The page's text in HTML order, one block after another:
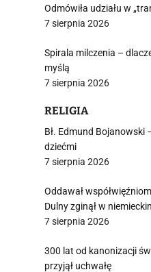
Odmówiła udziału w
7 sierpnia 2026
Spirala milczenia –
myślą
7 sierpnia 2026
RELIGIA
Bł. Edmund Bojanowski
dziećmi
7 sierpnia 2026
Oddawał
Dulny zginął w
7 sierpnia 2026
300 lat od kanonizacji
przyjął uchwałę